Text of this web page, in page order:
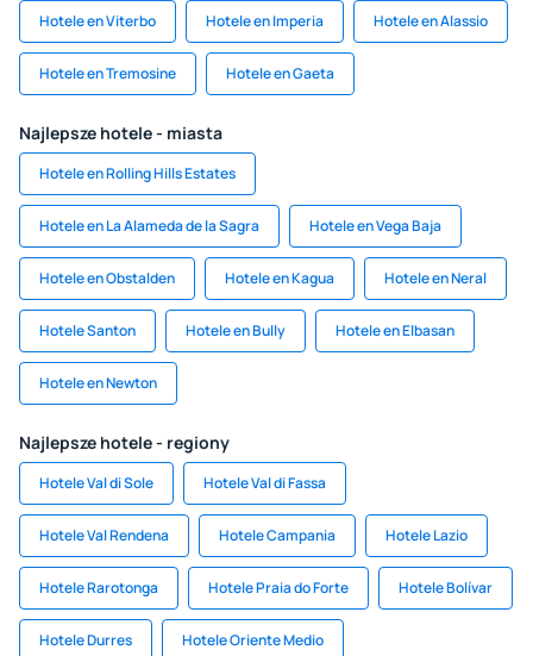
Hotele en Viterbo Hotele en Imperia Hotele en Alassio
Hotele en Tremosine Hotele en Gaeta
Najlepsze hotele - miasta
Hotele en Rolling Hills Estates
Hotele en La Alameda de la Sagra Hotele en Vega Baja
Hotele en Obstalden Hotele en Kagua Hotele en Neral
Hotele Santon Hotele en Bully Hotele en Elbasan
Hotele en Newton
Najlepsze hotele - regiony
Hotele Val di Sole Hotele Val di Fassa
Hotele Val Rendena Hotele Campania Hotele Lazio
Hotele Rarotonga Hotele Praia do Forte Hotele Bolívar
Hotele Durres Hotele Oriente Medio